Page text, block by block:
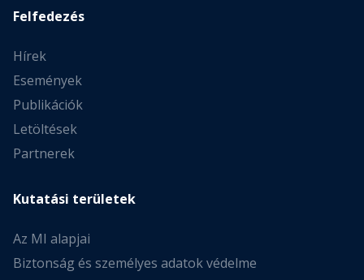
Felfedezés
Hírek
Események
Publikációk
Letöltések
Partnerek
Kutatási területek
Az MI alapjai
Biztonság és személyes adatok védelme